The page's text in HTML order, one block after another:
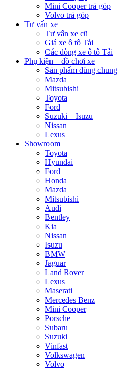
Mini Cooper trả góp
Volvo trả góp
Tư vấn xe
Tư vấn xe cũ
Giá xe ô tô Tải
Các dòng xe ô tô Tải
Phụ kiện – đồ chơi xe
Sản phẩm dùng chung
Mazda
Mitsubishi
Toyota
Ford
Suzuki – Isuzu
Nissan
Lexus
Showroom
Toyota
Hyundai
Ford
Honda
Mazda
Mitsubishi
Audi
Bentley
Kia
Nissan
Isuzu
BMW
Jaguar
Land Rover
Lexus
Maserati
Mercedes Benz
Mini Cooper
Porsche
Subaru
Suzuki
Vinfast
Volkswagen
Volvo